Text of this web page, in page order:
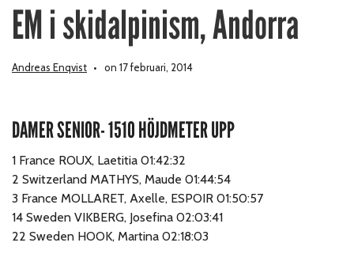
EM i skidalpinism, Andorra
Andreas Enqvist on 17 februari, 2014
DAMER SENIOR- 1510 HÖJDMETER UPP
1 France ROUX, Laetitia 01:42:32
2 Switzerland MATHYS, Maude 01:44:54
3 France MOLLARET, Axelle, ESPOIR 01:50:57
14 Sweden VIKBERG, Josefina 02:03:41
22 Sweden HOOK, Martina 02:18:03